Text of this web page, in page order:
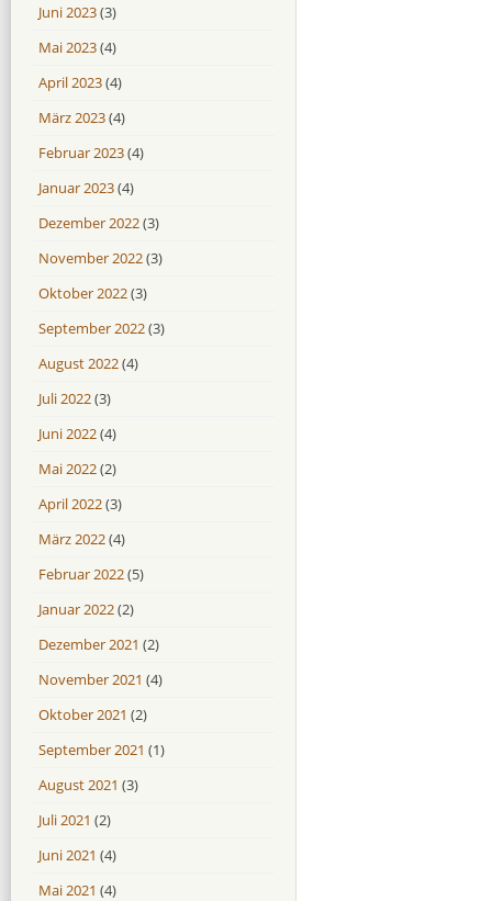
Juni 2023(3)
Mai 2023(4)
April 2023(4)
März 2023(4)
Februar 2023(4)
Januar 2023(4)
Dezember 2022(3)
November 2022(3)
Oktober 2022(3)
September 2022(3)
August 2022(4)
Juli 2022(3)
Juni 2022(4)
Mai 2022(2)
April 2022(3)
März 2022(4)
Februar 2022(5)
Januar 2022(2)
Dezember 2021 (2)
November 2021 (4)
Oktober 2021 (2)
September 2021 (1)
August 2021 (3)
Juli 2021 (2)
Juni 2021 (4)
Mai 2021 (4)